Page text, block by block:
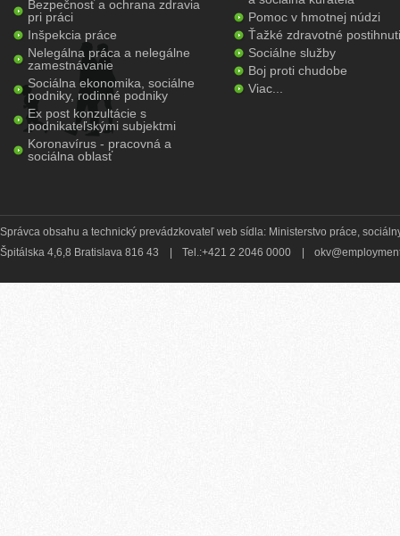
Bezpečnosť a ochrana zdravia
pri práci
Inšpekcia práce
Nelegálna práca a nelegálne
zamestnávanie
Sociálna ekonomika, sociálne
podniky, rodinné podniky
Ex post konzultácie s
podnikateľskými subjektmi
Koronavírus - pracovná a
sociálna oblasť
Pomoc v hmotnej núdzi
Ťažké zdravotné
Sociálne služby
Boj proti chudobe
Viac...
Správca obsahu a technický prevádzkovateľ web sídla: Ministerstvo práce,
Špitálska 4,6,8 Bratislava 816 43
Tel.:+421 2 2046 0000